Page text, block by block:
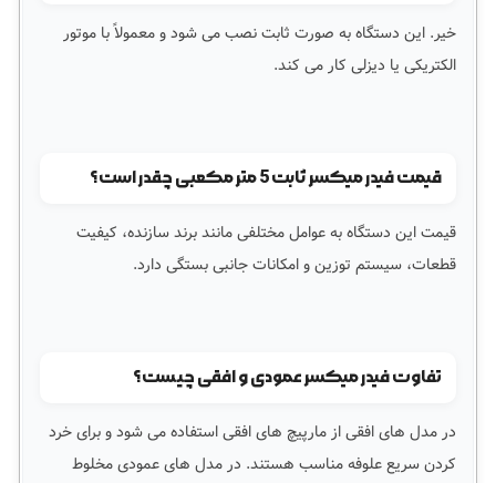
خیر. این دستگاه به صورت ثابت نصب می شود و معمولاً با موتور
الکتریکی یا دیزلی کار می کند.
قیمت فیدر میکسر ثابت 5 متر مکعبی چقدر است؟
قیمت این دستگاه به عوامل مختلفی مانند برند سازنده، کیفیت
قطعات، سیستم توزین و امکانات جانبی بستگی دارد.
تفاوت فیدر میکسر عمودی و افقی چیست؟
در مدل های افقی از مارپیچ های افقی استفاده می شود و برای خرد
کردن سریع علوفه مناسب هستند. در مدل های عمودی مخلوط